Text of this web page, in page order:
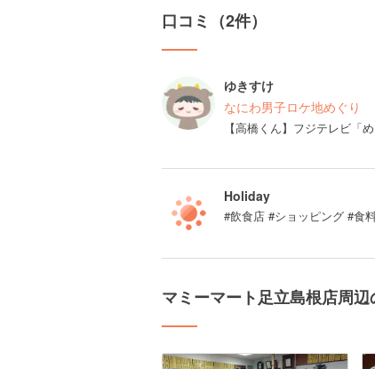
口コミ（2件）
ゆきすけ
なにわ男子ロケ地めぐり
【高橋くん】フジテレビ「
Holiday
#飲食店 #ショッピング #食
マミーマート足立島根店周